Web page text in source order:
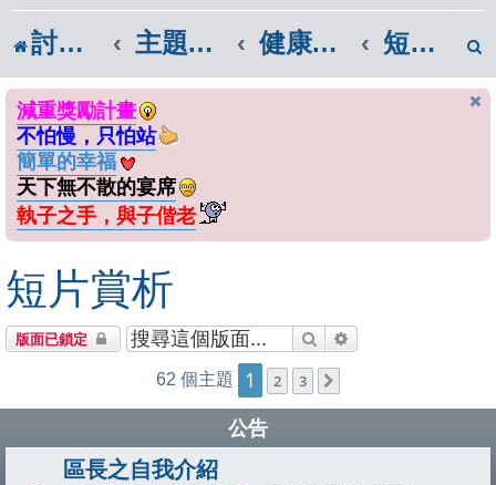
討論區首頁 主題教學區 健康與體育 短片賞析
減重獎勵計畫
不怕慢，只怕站
簡單的幸福
天下無不散的宴席
執子之手，與子偕老
短片賞析
版面已鎖定 搜尋
62 個主題 1 2 3
公告
區長之自我介紹